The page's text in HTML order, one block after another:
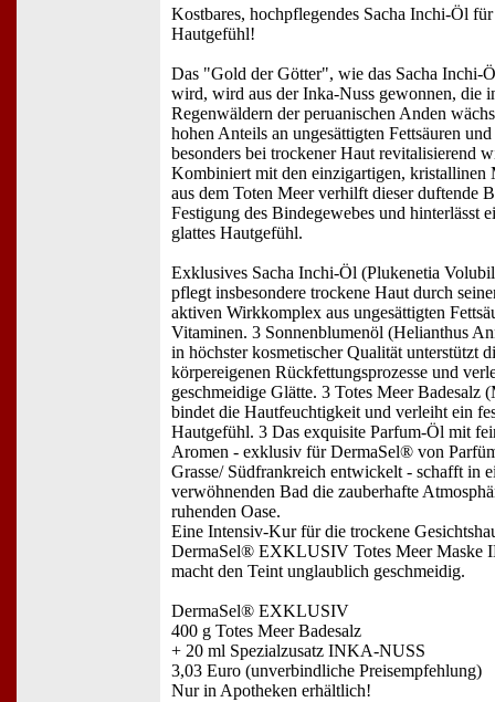
Kostbares, hochpflegendes Sacha Inchi-Öl
Hautgefühl!
Das "Gold der Götter", wie das Sacha Inchi-
wird, wird aus der Inka-Nuss gewonnen, die
Regenwäldern der peruanischen Anden
hohen Anteils an ungesättigten Fettsäuren
besonders bei trockener Haut revitalisierend
Kombiniert mit den einzigartigen, kristallinen
aus dem Toten Meer verhilft dieser duftende
Festigung des Bindegewebes und hinterlässt
glattes Hautgefühl.
Exklusives Sacha Inchi-Öl (Plukenetia
pflegt insbesondere trockene Haut durch
aktiven Wirkkomplex aus ungesättigten
Vitaminen. 3 Sonnenblumenöl (Helianthus
in höchster kosmetischer Qualität unterstützt
körpereigenen Rückfettungsprozesse und
geschmeidige Glätte. 3 Totes Meer Badesalz
bindet die Hautfeuchtigkeit und verleiht ein
Hautgefühl. 3 Das exquisite Parfum-Öl mit
Aromen - exklusiv für DermaSel® von
Grasse/ Südfrankreich entwickelt - schafft in
verwöhnenden Bad die zauberhafte
ruhenden Oase.
Eine Intensiv-Kur für die trockene
DermaSel® EXKLUSIV Totes Meer Maske
macht den Teint unglaublich geschmeidig.
DermaSel® EXKLUSIV
400 g Totes Meer Badesalz
+ 20 ml Spezialzusatz INKA-NUSS
3,03 Euro (unverbindliche Preisempfehlung)
Nur in Apotheken erhältlich!